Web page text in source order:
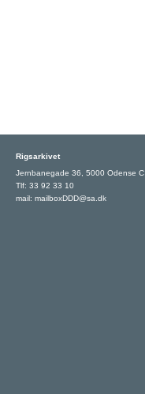
Rigsarkivet
Jernbanegade 36, 5000 Odense C
Tlf: 33 92 33 10
mail: mailboxDDD@sa.dk